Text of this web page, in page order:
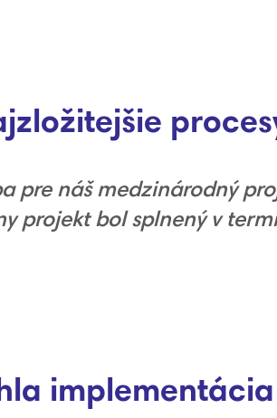
pre náš medzinárodný
projekt bol splnený v